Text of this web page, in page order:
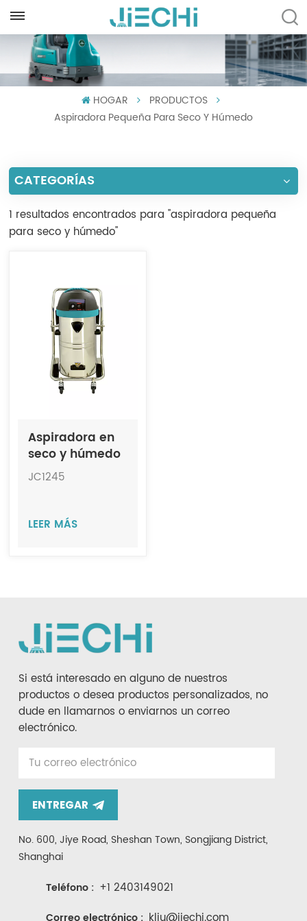
English
Español
Português
العربية
Tiếng Việt
Indonesia
HOGAR
PRODUCTOS
Aspiradora Pequeña Para Seco Y Húmedo
CATEGORÍAS
1 resultados encontrados para "aspiradora pequeña
para seco y húmedo"
Aspiradora en
seco y húmedo
de hierro
JC1245
LEER MÁS
Si está interesado en alguno de nuestros
productos o desea productos personalizados, no
dude en llamarnos o enviarnos un correo
electrónico.
ENTREGAR
No. 600, Jiye Road, Sheshan Town, Songjiang District,
Shanghai
Teléfono : +1 2403149021
Correo electrónico :